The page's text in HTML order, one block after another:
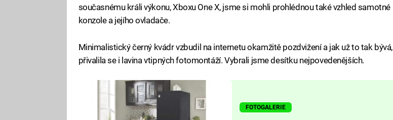
současnému králi výkonu, Xboxu One X, jsme si mohli prohlédnou také vzhled samotné
konzole a jejího ovladače.
Minimalistický černý kvádr vzbudil na internetu okamžitě pozdvižení a jak už to tak bývá,
přivalila se i lavina vtipných fotomontáží. Vybrali jsme desítku nejpovedenějších.
FOTOGALERIE